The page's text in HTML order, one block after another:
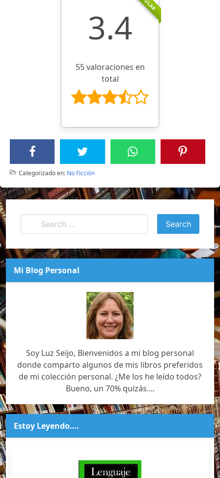
3.4
55 valoraciones en
total
Categorizado en: No Ficción
Mi Blog Personal
Soy Luz Seijo, Bienvenidos a mi blog personal
donde comparto algunos de mis libros preferidos
de mi colección personal. ¿Me los he leído todos?
Bueno, un 70% quizás....
Estoy Leyendo….